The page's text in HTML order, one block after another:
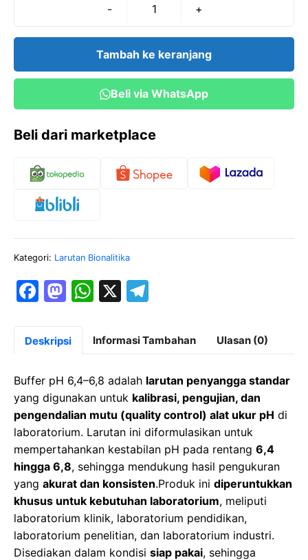
-
Kuantitas
pH
(1
+
Tambah ke keranjang
Beli via WhatsApp
Beli dari marketplace
Kategori: Larutan Bionalitika
F
c
b
o
o
k
M
st
d
o
n
W
at
s
A
p
p
X
e
gr
a
m
Deskripsi Informasi Tambahan Ulasan (0)
Buffer pH 6,4–6,8 adalah larutan penyangga standar
yang digunakan untuk kalibrasi, pengujian, dan
pengendalian mutu (quality control) alat ukur pH di
laboratorium. Larutan ini diformulasikan untuk
mempertahankan kestabilan pH pada rentang 6,4
hingga 6,8, sehingga mendukung hasil pengukuran
yang akurat dan konsisten.Produk ini diperuntukkan
khusus untuk kebutuhan laboratorium, meliputi
laboratorium klinik, laboratorium pendidikan,
laboratorium penelitian, dan laboratorium industri.
Disediakan dalam kondisi siap pakai, sehingga